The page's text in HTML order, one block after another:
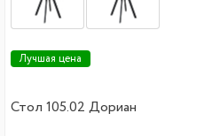
Лучшая цена
Стол 105.02 Дориан